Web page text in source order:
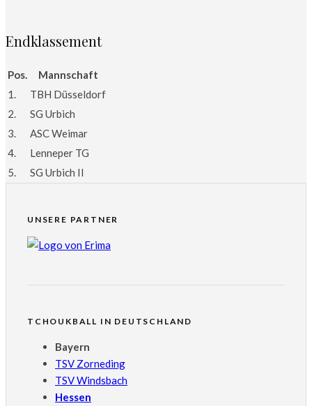
Endklassement
Pos.
Mannschaft
1.
TBH Düsseldorf
2.
SG Urbich
3.
ASC Weimar
4.
Lenneper TG
5.
SG Urbich II
UNSERE PARTNER
TCHOUKBALL IN DEUTSCHLAND
Bayern
TSV Zorneding
TSV Windsbach
Hessen